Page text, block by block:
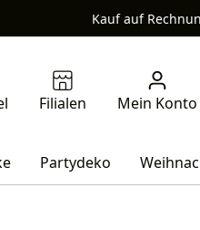
Kauf auf
Partydeko